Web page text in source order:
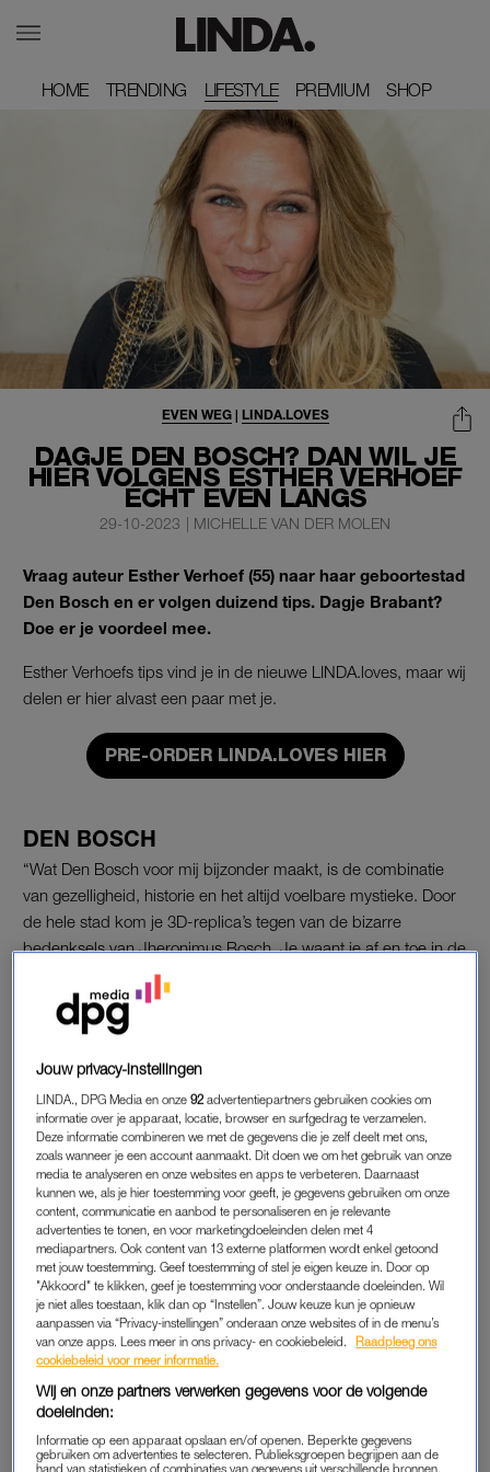
HOME
HOME TRENDING
TRENDING LIFESTYLE PREMIUM
PREMIUM SHOP
SHOP
DAGJE DEN BOSCH? DAN WIL JE
HIER VOLGENS ESTHER VERHOEF
ÉCHT EVEN LANGS
EVEN WEG| LINDA.LOVES
29-10-2023 | MICHELLE VAN DER MOLEN
Vraag auteur Esther Verhoef (55) naar haar geboortestad
Den Bosch en er volgen duizend tips. Dagje Brabant?
Doe er je voordeel mee.
Esther Verhoefs tips vind je in de nieuwe LINDA.loves, maar wij
delen er hier alvast een paar met je.
PRE-ORDER LINDA.LOVES HIER
DEN BOSCH
“Wat Den Bosch voor mij bijzonder maakt, is de combinatie
van gezelligheid, historie en het altijd voelbare mystieke. Door
de hele stad kom je 3D-replica’s tegen van de bizarre
bedenksels van Jheronimus Bosch. Je waant je af en toe in de
Efteling, zeker in combinatie met al de eeuwenoude
gebouwen, bruggetjes en gewelven.
een praatje. Een bekend grapje onder Brabanders: ‘Weet je
waarom een Bosschenaar niet onder water kan zwemmen?’
‘Omdat hij zijn mond niet dicht kan houden.'”
“De stad barst van de leuke schoenenzaken. Ik ga graag naar
Jouw privacy-instellingen
LINDA., DPG Media en onze92 advertentiepartners gebruiken cookies om
informatie over je apparaat, locatie, browser en surfgedrag te verzamelen.
Deze informatie combineren we met de gegevens die je zelf deelt met ons,
zoals wanneer je een account aanmaakt. Dit doen we om het gebruik van onze
media te analyseren en onze websites en apps te verbeteren. Daarnaast
kunnen we, als je hier toestemming voor geeft, je gegevens gebruiken om onze
content, communicatie en aanbod te personaliseren en je relevante
advertenties te tonen, en voor marketingdoeleinden delen met 4
mediapartners. Ook content van 13 externe platformen wordt enkel getoond
met jouw toestemming. Geef toestemming of stel je eigen keuze in. Door op
"Akkoord" te klikken, geef je toestemming voor onderstaande doeleinden. Wil
je niet alles toestaan, klik dan op “Instellen”. Jouw keuze kun je opnieuw
aanpassen via “Privacy-instellingen” onderaan onze websites of in de menu’s
van onze apps. Lees meer in ons privacy- en cookiebeleid.
Raadpleeg ons
cookiebeleid voor meer informatie.
Wij en onze partners verwerken gegevens voor de volgende
doeleinden:
Informatie op een apparaat opslaan en/of openen. Beperkte gegevens
gebruiken om advertenties te selecteren. Publieksgroepen begrijpen aan de
hand van statistieken of combinaties van gegevens uit verschillende bronnen.